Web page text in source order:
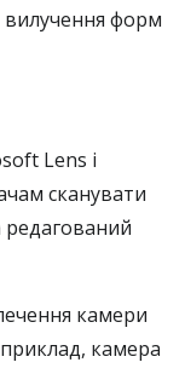
вилучення форм
Lens і
сканувати
камери
камера